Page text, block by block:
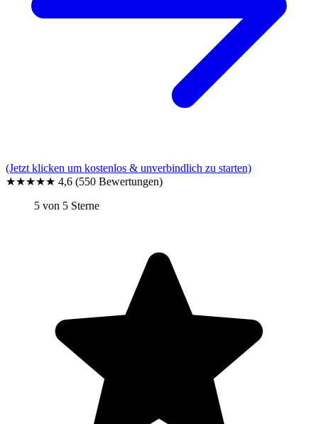
(Jetzt klicken um kostenlos & unverbindlich zu starten)
★★★★★ 4,6 (550 Bewertungen)
5 von 5 Sterne